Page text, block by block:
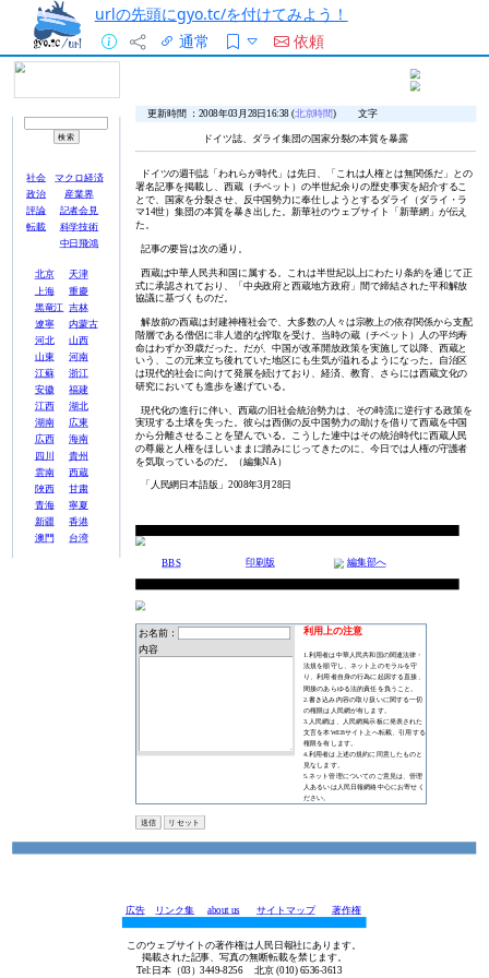
urlの先頭にgyo.tc/を付けてみよう！
通常
依頼